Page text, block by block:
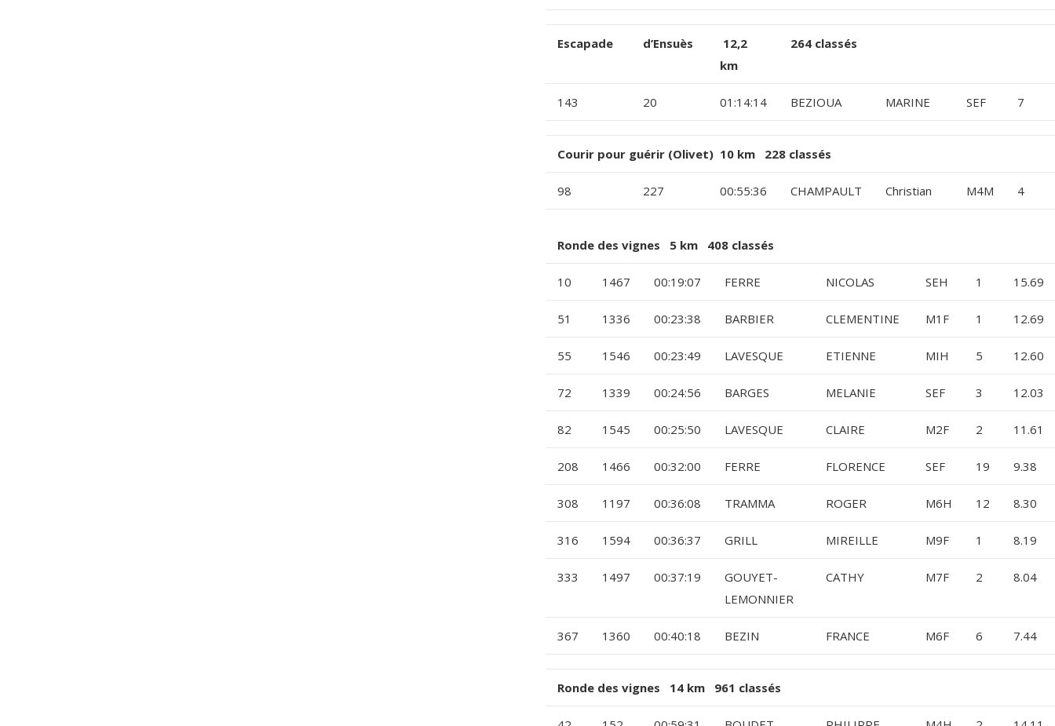
Escapade d’Ensuès
12,2
km
264 classés
143 20 01:14:14 BEZIOUA MARINE SEF 7
Courir pour guérir (Olivet) 10 km 228 classés
98 227 00:55:36 CHAMPAULT Christian M4M 4
Ronde des vignes 5 km 408 classés
10 1467 00:19:07 FERRE NICOLAS SEH 1 15.69
51 1336 00:23:38 BARBIER CLEMENTINE M1F 1 12.69
55 1546 00:23:49 LAVESQUE ETIENNE MIH 5 12.60
72 1339 00:24:56 BARGES MELANIE SEF 3 12.03
82 1545 00:25:50 LAVESQUE CLAIRE M2F 2 11.61
208 1466 00:32:00 FERRE FLORENCE SEF 19 9.38
308 1197 00:36:08 TRAMMA ROGER M6H 12 8.30
316 1594 00:36:37 GRILL MIREILLE M9F 1 8.19
333 1497 00:37:19
GOUYET-
LEMONNIER
CATHY M7F 2 8.04
367 1360 00:40:18 BEZIN FRANCE M6F 6 7.44
Ronde des vignes 14 km 961 classés